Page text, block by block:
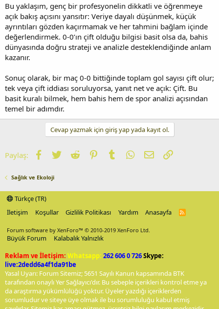
Bu yaklaşım, genç bir profesyonelin dikkatli ve öğrenmeye
açık bakış açısını yansıtır: Veriye dayalı düşünmek, küçük
ayrıntıları gözden kaçırmamak ve her tahmini bağlam içinde
değerlendirmek. 0-0’ın çift olduğu bilgisi basit olsa da, bahis
dünyasında doğru strateji ve analizle desteklendiğinde anlam
kazanır.
Sonuç olarak, bir maç 0-0 bittiğinde toplam gol sayısı çift olur;
tek veya çift iddiası soruluyorsa, yanıt net ve açık: Çift. Bu
basit kuralı bilmek, hem bahis hem de spor analizi açısından
temel bir adımdır.
Cevap yazmak için giriş yap yada kayıt ol.
Paylaş: Facebook
TwitterReddit PinterestTumblrWhatsApp
E-postaLink
Sağlık ve Ekoloji
Türkçe (TR)
İletişim
Koşullar Gizlilik Politikası Yardım Anasayfa
R
Forum software by XenForo™ © 2010-2019 XenForo Ltd.
Büyük Forum
Kalabalık Yalnızlık
Reklam ve İletişim: Whatsapp: 262 606 0 726Skype:
live:2dedd6a4f1da91be
Yasal Uyarı: Forum Sitemiz; 5651 Sayılı Kanun kapsamında BTK
tarafından onaylı Yer Sağlayıcı'dır. Bu sebeple içerikleri kontrol etme ya
da araştırma yükümlülüğü yoktur. Üyeler yazdığı içeriklerden
sorumludur ve siteye üye olmak ile bu sorumluluğu kabul etmiş